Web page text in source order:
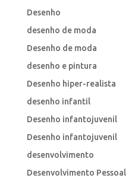
Desenho
desenho de moda
Desenho de moda
desenho e pintura
Desenho hiper-realista
desenho infantil
Desenho infantojuvenil
Desenho infantojuvenil
desenvolvimento
Desenvolvimento Pessoal